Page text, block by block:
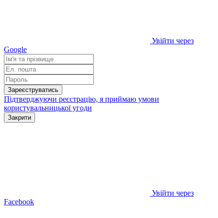
Увійти через
Google
Зареєструватись
Підтверджуючи реєстрацію, я приймаю умови
користувальницької угоди
Закрити
Увійти через
Facebook